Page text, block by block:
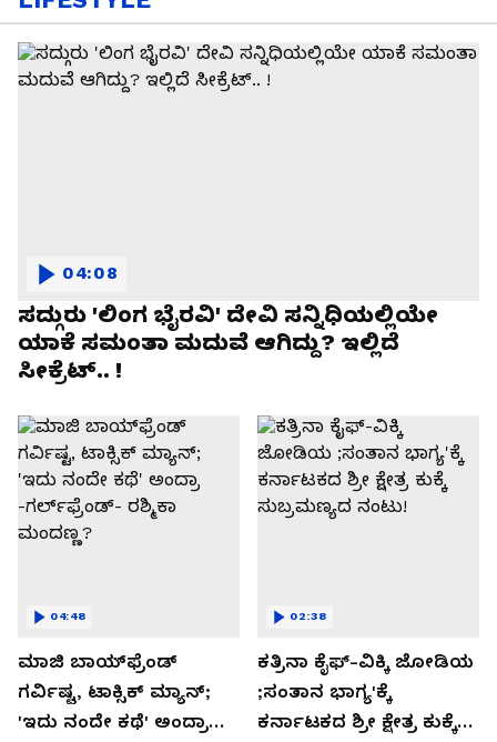
ಸದ್ಗುರು 'ಲಿಂಗ ಭೈರವಿ' ದೇವಿ ಸನ್ನಿಧಿಯಲ್ಲಿಯೇ
ಯಾಕೆ ಸಮಂತಾ ಮದುವೆ ಆಗಿದ್ದು? ಇಲ್ಲಿದೆ
ಸೀಕ್ರೆಟ್.. !
04:08
ಮಾಜಿ ಬಾಯ್‌ಫ್ರೆಂಡ್
ಗರ್ವಿಷ್ಟ, ಟಾಕ್ಸಿಕ್ ಮ್ಯಾನ್;
'ಇದು ನಂದೇ ಕಥೆ' ಅಂದ್ರಾ
04:48
ಕತ್ರಿನಾ ಕೈಫ್-ವಿಕ್ಕಿ ಜೋಡಿಯ
;ಸಂತಾನ ಭಾಗ್ಯ'ಕ್ಕೆ
ಕರ್ನಾಟಕದ ಶ್ರೀ ಕ್ಷೇತ್ರ ಕುಕ್ಕೆ
02:38